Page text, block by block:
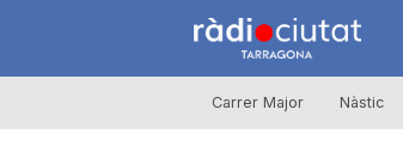
R
à
Carrer Major Nàstic